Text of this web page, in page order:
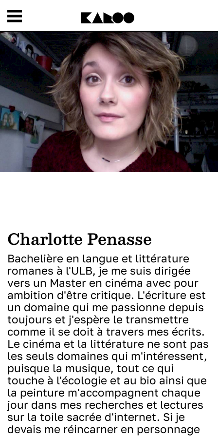
Charlotte Penasse
Bachelière en langue et littérature
romanes à l'ULB, je me suis dirigée
vers un Master en cinéma avec pour
ambition d'être critique. L'écriture est
un domaine qui me passionne depuis
toujours et j'espère le transmettre
comme il se doit à travers mes écrits.
Le cinéma et la littérature ne sont pas
les seuls domaines qui m'intéressent,
puisque la musique, tout ce qui
touche à l'écologie et au bio ainsi que
la peinture m'accompagnent chaque
jour dans mes recherches et lectures
sur la toile sacrée d'internet. Si je
devais me réincarner en personnage